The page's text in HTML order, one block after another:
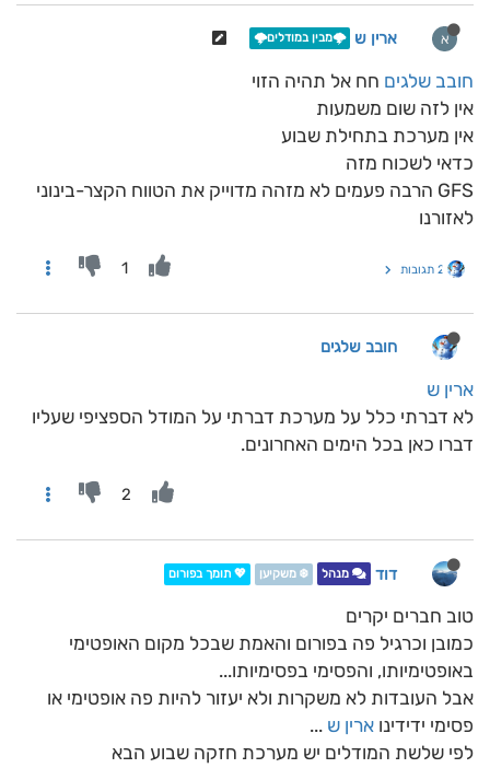
א ארין ש 🌩️מבין במודלים🌩️
חובב שלגים חח אל תהיה הזוי
אין לזה שום משמעות
אין מערכת בתחילת שבוע
כדאי לשכוח מזה
GFS הרבה פעמים לא מזהה מדוייק את הטווח הקצר-בינוני
לאזורנו
2 תגובות 1
חובב שלגים
ארין ש
לא דברתי כלל על מערכת דברתי על המודל הספציפי שעליו
דברו כאן בכל הימים האחרונים.
2
דוד מנהל ❄️ משקיען 💖 תומך בפורום
טוב חברים יקרים
כמובן וכרגיל פה בפורום והאמת שבכל מקום האופטימי
באופטימיותו, והפסימי בפסימיותו...
אבל העובדות לא משקרות ולא יעזור להיות פה אופטימי או
פסימי ידידינו ארין ש ...
לפי שלשת המודלים יש מערכת חזקה שבוע הבא